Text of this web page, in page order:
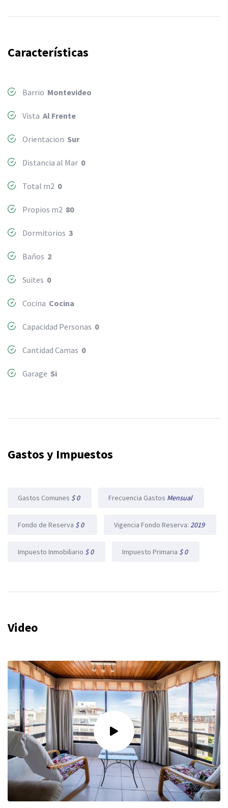
Características
Barrio Montevideo
Vista Al Frente
Orientacion Sur
Distancia al Mar 0
Total m2 0
Propios m2 80
Dormitorios 3
Baños 2
Suites 0
Cocina Cocina
Capacidad Personas 0
Cantidad Camas 0
Garage Si
Gastos y Impuestos
Gastos Comunes $ 0 Frecuencia Gastos Mensual
Fondo de Reserva $ 0 Vigencia Fondo Reserva: 2019
Impuesto Inmobiliario $ 0 Impuesto Primaria $ 0
Video